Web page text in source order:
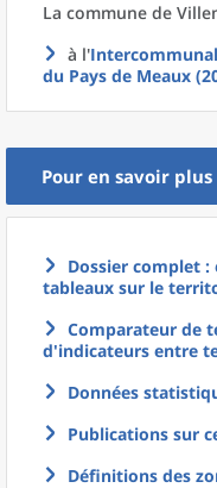
La commune de
à l'
du Pays de Meaux
Pour en savoir plus
Dossier complet :
tableaux sur le
Comparateur de
d'indicateurs entre
Données
Publications sur
Définitions des